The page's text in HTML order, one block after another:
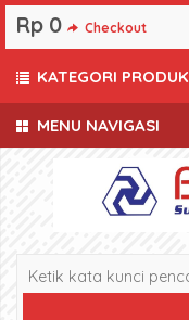
MENU NAVIGASI
Rp 0 Checkout
KATEGORI PRODUK